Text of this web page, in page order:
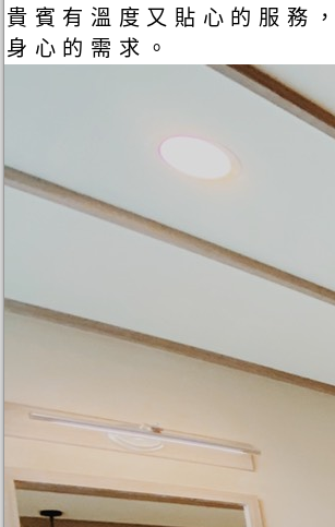
貴賓有溫度又貼心的服務
身心的需求。